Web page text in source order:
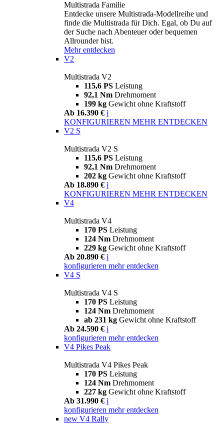
Multistrada Familie
Entdecke unsere Multistrada-Modellreihe und
finde die Multistrada für Dich. Egal, ob Du auf
der Suche nach Abenteuer oder bequemen
Allrounder bist.
Mehr entdecken
V2
Multistrada V2
115,6 PS Leistung
92,1 Nm Drehmoment
199 kg Gewicht ohne Kraftstoff
Ab 16.390 € i
KONFIGURIEREN MEHR ENTDECKEN
V2 S
Multistrada V2 S
115,6 PS Leistung
92,1 Nm Drehmoment
202 kg Gewicht ohne Kraftstoff
Ab 18.890 € i
KONFIGURIEREN MEHR ENTDECKEN
V4
Multistrada V4
170 PS Leistung
124 Nm Drehmoment
229 kg Gewicht ohne Kraftstoff
Ab 20.890 € i
konfigurieren mehr entdecken
V4 S
Multistrada V4 S
170 PS Leistung
124 Nm Drehmoment
ab 231 kg Gewicht ohne Kraftstoff
Ab 24.590 € i
konfigurieren mehr entdecken
V4 Pikes Peak
Multistrada V4 Pikes Peak
170 PS Leistung
124 Nm Drehmoment
227 kg Gewicht ohne Kraftstoff
Ab 31.990 € i
konfigurieren mehr entdecken
new V4 Rally